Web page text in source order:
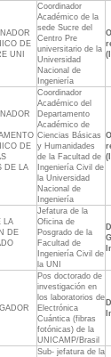
DE
UNI
Coordinador
Académico de la
sede Sucre del
Centro Pre
universitario de la
Universidad
Nacional de
Ingeniería
DE
DE LA
Coordinador
Académico del
Departamento
Académico de
Ciencias Básicas
y Humanidades
de la Facultad de
Ingeniería Civil de
la Universidad
Nacional de
Ingeniería
LA
DE
Jefatura de la
Oficina de
Posgrado de la
Facultad de
Ingeniería Civil de
la UNI
Pos doctorado de
investigación en
los laboratorios de
Electrónica
Cuántica (fibras
fotónicas) de la
UNICAMP/Brasil
Sub- jefatura de la